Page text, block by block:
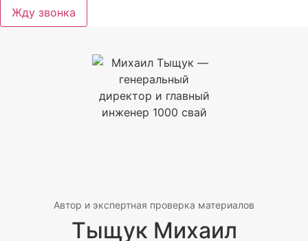
Жду звонка
Автор и экспертная проверка материалов
Тыщук Михаил